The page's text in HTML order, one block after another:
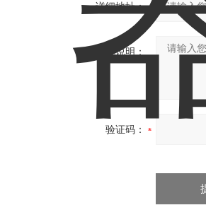
详细地址：
补充说明：
验证码：